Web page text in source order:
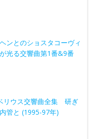
ンとのショスタコーヴィ
光る交響曲第1番&9番
リウス交響曲全集 研ぎ
管と (1995-97年)